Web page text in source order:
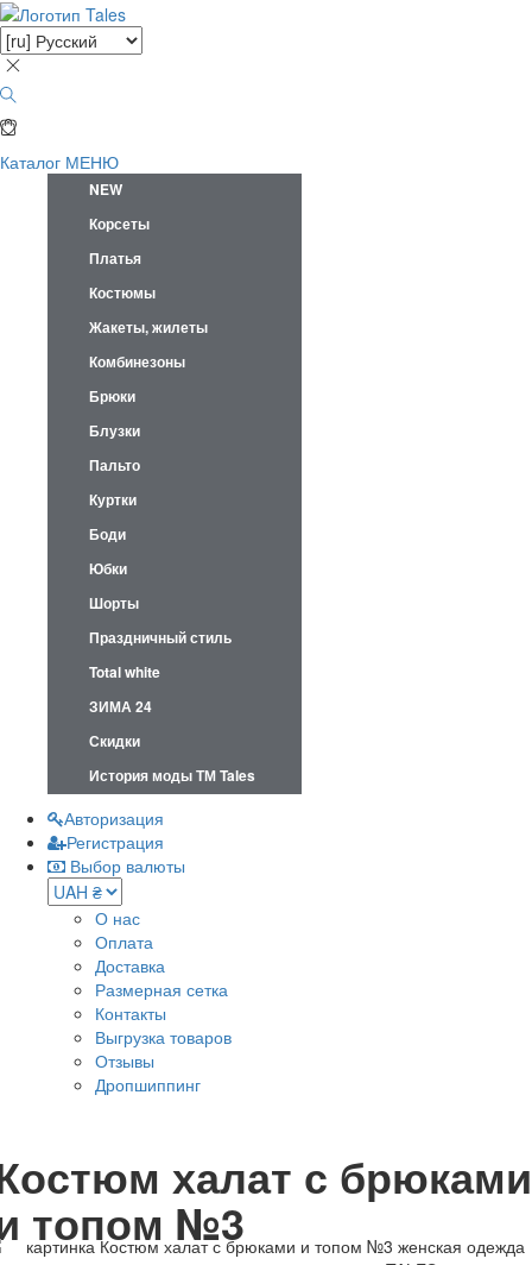
Каталог МЕНЮ
NEW
Корсеты
Платья
Костюмы
Жакеты, жилеты
Комбинезоны
Брюки
Блузки
Пальто
Куртки
Боди
Юбки
Шорты
Праздничный стиль
Total white
ЗИМА 24
Скидки
История моды ТМ Tales
Авторизация
Регистрация
Выбор валюты
О нас
Оплата
Доставка
Размерная сетка
Контакты
Выгрузка товаров
Отзывы
Дропшиппинг
халат с брюками
топом №3